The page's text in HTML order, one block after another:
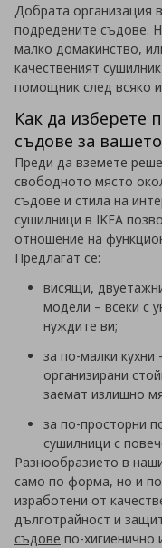
Добрата организация
подредените съдове.
малко домакинство,
качественият
помощник след всяко
Как да изберете
съдове за
Преди да вземете
свободното място
съдове и стила на
сушилници в IKEA
отношение на
Предлагат се:
висящи,
модели – всеки с
нуждите ви;
за по-малки
организирани
заемат излишно
за по-просторни
сушилници с
Разнообразието в
само по форма, но и по
изработени от
дълготрайност и
съдове по-хигиенично